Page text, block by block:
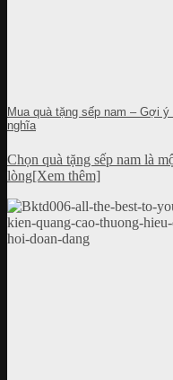
Mua quà tặng sếp nam – Gợi
nghĩa
Chọn quà tặng sếp nam là
lòng[Xem thêm]